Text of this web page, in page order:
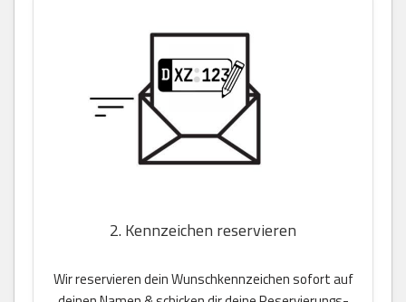
2. Kennzeichen reservieren
Wir reservieren dein Wunschkennzeichen sofort auf